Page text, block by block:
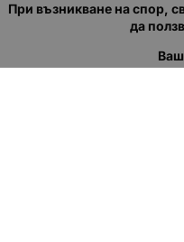
При възникване на спор,
да